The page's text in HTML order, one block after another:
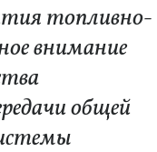
топливно-
внимание
общей